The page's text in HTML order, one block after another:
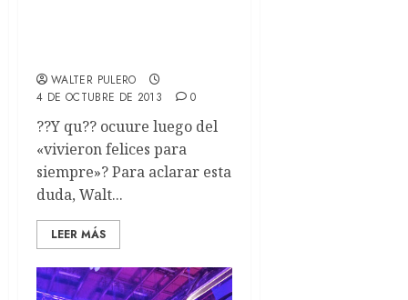
WALTER PULERO
4 DE OCTUBRE DE 2013
0
??Y qu?? ocuure luego del
«vivieron felices para
siempre»? Para aclarar esta
duda, Walt...
LEER MÁS